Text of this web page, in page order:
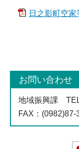
日之影町空
お問い合わせ
地域振興課
FAX ：(0982)87-